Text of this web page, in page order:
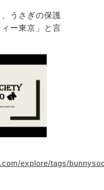
うさぎの保護
ー東京」と言
explore/tags/